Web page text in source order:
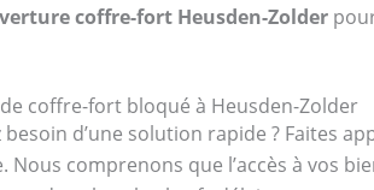
coffre-fort Heusden-Zolder
coffre-fort bloqué à Heusden-Zolder
d’une solution rapide ? Faites
comprenons que l’accès à vos